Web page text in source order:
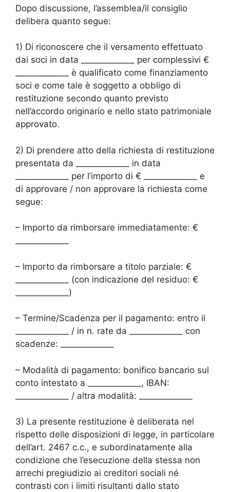
Dopo discussione, l’assemblea/il consiglio
delibera quanto segue:
1) Di riconoscere che il versamento effettuato
dai soci in data _____________ per complessivi €
_____________ è qualificato come finanziamento
soci e come tale è soggetto a obbligo di
restituzione secondo quanto previsto
nell’accordo originario e nello stato patrimoniale
approvato.
2) Di prendere atto della richiesta di restituzione
presentata da _____________ in data
_____________ per l’importo di € _____________ e
di approvare / non approvare la richiesta come
segue:
– Importo da rimborsare immediatamente: €
– Importo da rimborsare a titolo parziale: €
_____________ (con indicazione del residuo: €
_____________)
– Termine/Scadenza per il pagamento: entro il
_____________ / in n. rate da _____________ con
scadenze: _____________
– Modalità di pagamento: bonifico bancario sul
conto intestato a _____________, IBAN:
_____________ / altra modalità: _____________
3) La presente restituzione è deliberata nel
rispetto delle disposizioni di legge, in particolare
dell’art. 2467 c.c., e subordinatamente alla
condizione che l’esecuzione della stessa non
arrechi pregiudizio ai creditori sociali né
contrasti con i limiti risultanti dallo stato